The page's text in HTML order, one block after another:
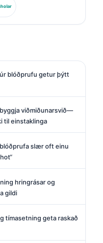
hann sérhæfir sig í
staðlaðri notkun
blóðprufu getur þýtt
viðmiðunarsvið—
til einstaklinga
slær oft einu
hringrásar og
gildi
tímasetning geta raskað